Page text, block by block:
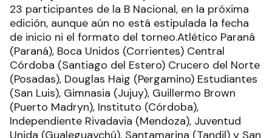
23 participantes de la B Nacional, en la próxima
edición, aunque aún no está estipulada la fecha
de inicio ni el formato del torneo.Atlético Paraná
(Paraná), Boca Unidos (Corrientes) Central
Córdoba (Santiago del Estero) Crucero del Norte
(Posadas), Douglas Haig (Pergamino) Estudiantes
(San Luis), Gimnasia (Jujuy), Guillermo Brown
(Puerto Madryn), Instituto (Córdoba),
Independiente Rivadavia (Mendoza), Juventud
Unida (Gualeguaychú), Santamarina (Tandil) y San